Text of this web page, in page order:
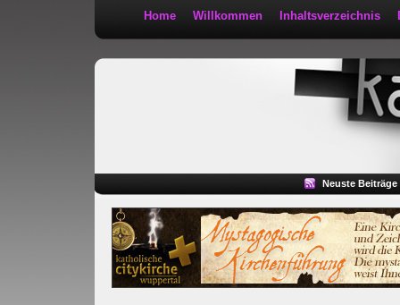
Home Willkommen Inhaltsverzeichnis
Neuste Beiträge